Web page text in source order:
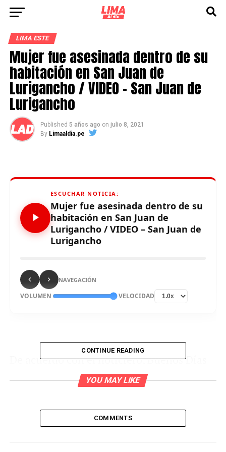
LIMA ESTE
Mujer fue asesinada dentro de su
habitación en San Juan de
Lurigancho / VIDEO – San Juan de
Lurigancho
Published 5 años ago on julio 8, 2021
By Limaaldia.pe
ESCUCHAR NOTICIA:
Mujer fue asesinada dentro de su
habitación en San Juan de
Lurigancho / VIDEO – San Juan de
Lurigancho
NAVEGACIÓN
VOLUMEN VELOCIDAD
De acuerdo con el noticiero, Buenos Días
Perú, en el distrito deSan Juan de
de 22 años fue asesinada de dos balazos en
la cabeza en el cuarto que alquilaba. La
víctima fue identificada como Ilari Torres
CONTINUE READING
YOU MAY LIKE
COMMENTS